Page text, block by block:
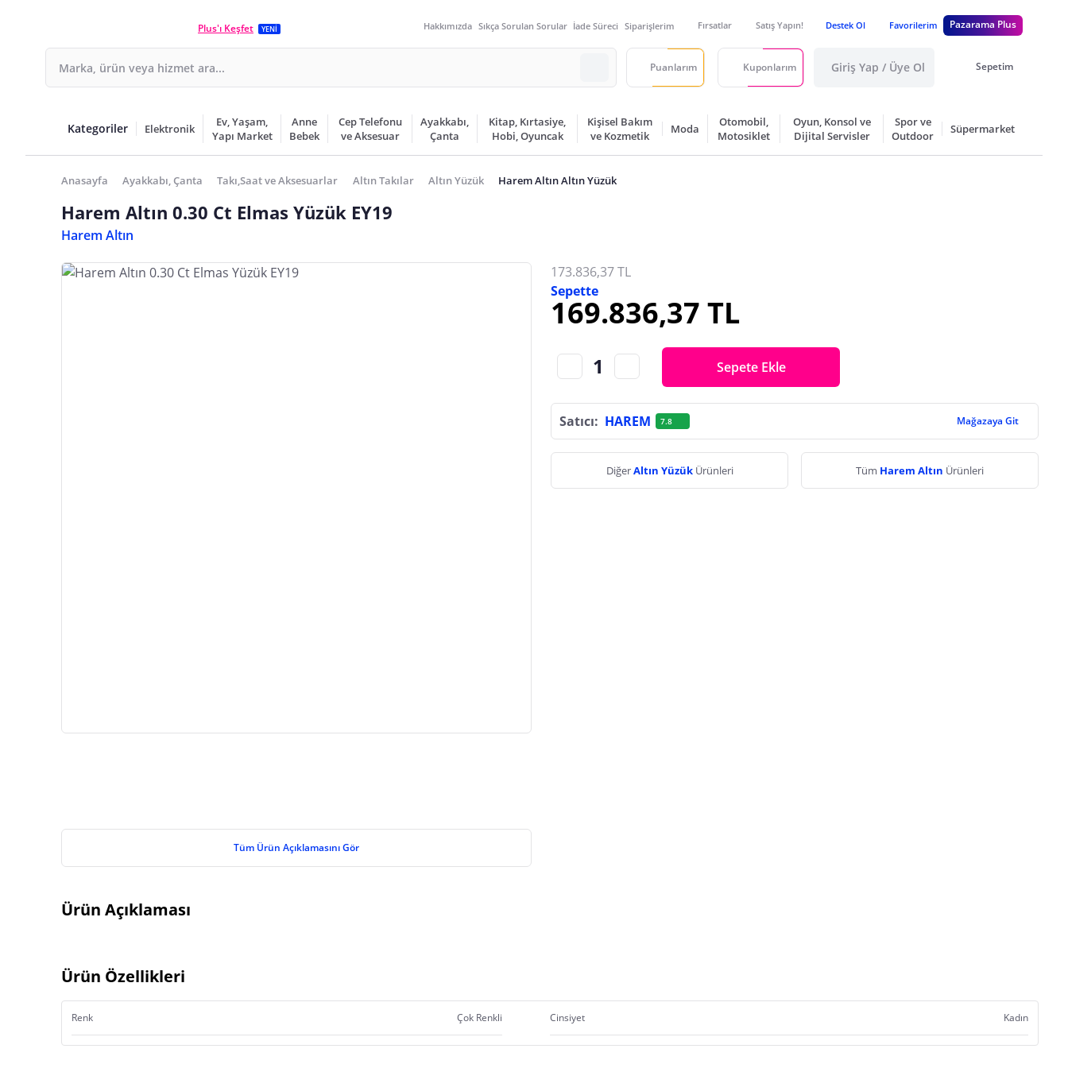
Plus'ı Keşfet YENİ Hakkımızda Sıkça Sorulan Sorular İade Süreci Siparişlerim Fırsatlar Satış Yapın! Destek Ol Favorilerim Pazarama Plus
Puanlarım Kuponlarım Giriş Yap / Üye Ol Sepetim
Kategoriler Elektronik
Ev, Yaşam,
Yapı Market
Anne
Bebek
Cep Telefonu
ve Aksesuar
Ayakkabı,
Çanta
Kitap, Kırtasiye,
Hobi, Oyuncak
Kişisel Bakım
ve Kozmetik
Moda
Otomobil,
Motosiklet
Oyun, Konsol ve
Dijital Servisler
Spor ve
Outdoor
Süpermarket
Anasayfa Ayakkabı, Çanta Takı,Saat ve Aksesuarlar Altın Takılar Altın Yüzük Harem Altın Altın Yüzük
Harem Altın 0.30 Ct Elmas Yüzük EY19
Harem Altın
Tüm Ürün Açıklamasını Gör
173.836,37 TL
Sepette
169.836,37 TL
Sepete Ekle
Satıcı: HAREM 7.8 Mağazaya Git
DiğerAltın Yüzük Ürünleri Tüm Harem Altın Ürünleri
Ürün Açıklaması
Ürün Özellikleri
Renk Çok Renkli Cinsiyet Kadın